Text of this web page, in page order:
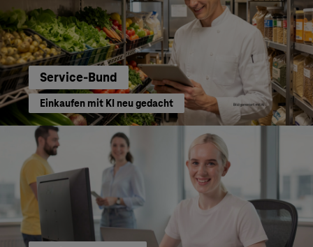
Service-Bund
Einkaufen mit KI neu gedacht